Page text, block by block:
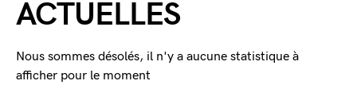
ACTUELLES
Nous sommes désolés, il n'y a aucune statistique à
afficher pour le moment